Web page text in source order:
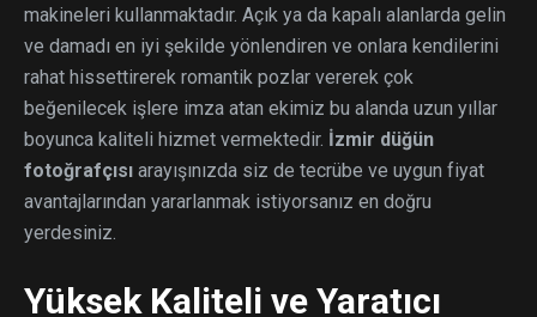
makineleri kullanmaktadır. Açık ya da kapalı alanlarda gelin
ve damadı en iyi şekilde yönlendiren ve onlara kendilerini
rahat hissettirerek romantik pozlar vererek çok
beğenilecek işlere imza atan ekimiz bu alanda uzun yıllar
boyunca kaliteli hizmet vermektedir. İzmir düğün
fotoğrafçısı arayışınızda siz de tecrübe ve uygun fiyat
avantajlarından yararlanmak istiyorsanız en doğru
yerdesiniz.
Yüksek Kaliteli ve Yaratıcı